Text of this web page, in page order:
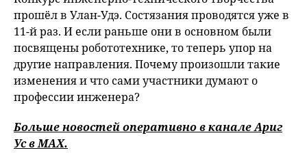
прошёл в Улан-Удэ. Состязания проводятся уже в
11-й раз. И если раньше они в основном были
посвящены робототехнике, то теперь упор на
другие направления. Почему произошли такие
изменения и что сами участники думают о
профессии инженера?
Больше новостей оперативно в канале Ариг
Ус вMAХ.